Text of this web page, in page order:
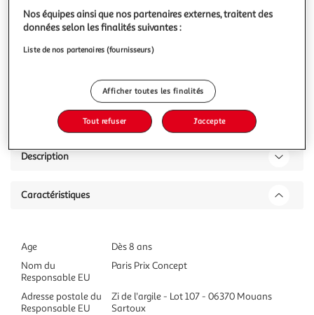
Vendu parParis Prix
Description
Caractéristiques
Age
Dès 8 ans
Nom du
Responsable EU
Paris Prix Concept
Adresse postale du
Responsable EU
Zi de l'argile - Lot 107 - 06370 Mouans
Sartoux
Nos équipes ainsi que nos partenaires externes, traitent des
données selon les finalités suivantes :
Liste de nos partenaires (fournisseurs)
Afficher toutes les finalités
Tout refuser J'accepte